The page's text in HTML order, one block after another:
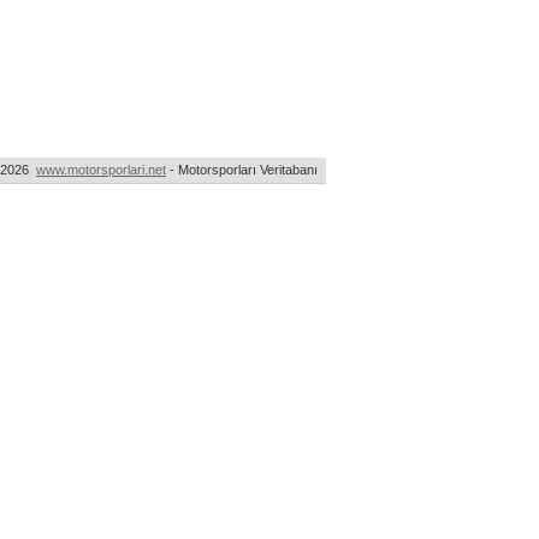
www.motorsporlari.net - Motorsporları Veritabanı